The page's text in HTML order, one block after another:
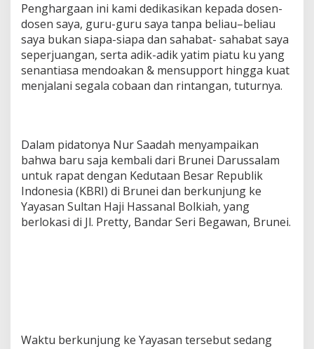
Penghargaan ini kami dedikasikan kepada dosen-
dosen saya, guru-guru saya tanpa beliau–beliau
saya bukan siapa-siapa dan sahabat- sahabat saya
seperjuangan, serta adik-adik yatim piatu ku yang
senantiasa mendoakan & mensupport hingga kuat
menjalani segala cobaan dan rintangan, tuturnya.
Dalam pidatonya Nur Saadah menyampaikan
bahwa baru saja kembali dari Brunei Darussalam
untuk rapat dengan Kedutaan Besar Republik
Indonesia (KBRI) di Brunei dan berkunjung ke
Yayasan Sultan Haji Hassanal Bolkiah, yang
berlokasi di Jl. Pretty, Bandar Seri Begawan, Brunei.
Waktu berkunjung ke Yayasan tersebut sedang